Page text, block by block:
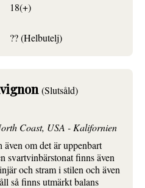
18(+)
?? (Helbutelj)
(Slutsåld)
Coast, USA - Kalifornien
om det är uppenbart
svartvinbärstonat finns även
och stram i stilen och även
så finns utmärkt balans